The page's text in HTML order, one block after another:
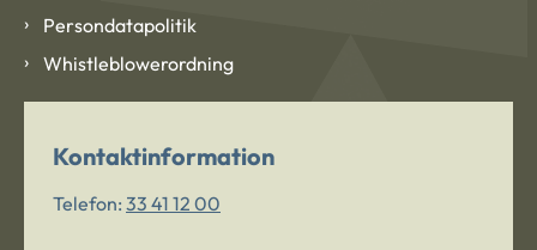
Persondatapolitik
Whistleblowerordning
Kontaktinformation
Telefon: 33 41 12 00